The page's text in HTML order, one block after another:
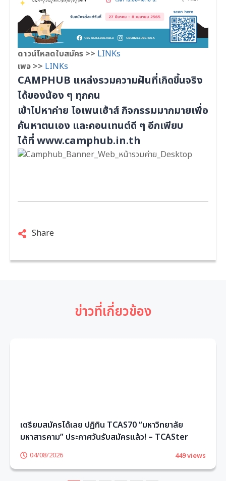
ดาวน์โหลดใบสมัคร >> LINKs
เพจ >> LINKs
CAMPHUB แหล่งรวมความฝันที่เกิดขึ้นจริง
ได้ของน้อง ๆ ทุกคน
เข้าไปหาค่าย โอเพนเฮ้าส์ กิจกรรมมากมายเพื่อ
ค้นหาตนเอง และคอนเทนต์ดี ๆ อีกเพียบ
ได้ที่ www.camphub.in.th
Share
ข่าวที่เกี่ยวข้อง
เตรียมสมัครได้เลย ปฏิทิน TCAS70 “มหาวิทยาลัย
มหาสารคาม” ประกาศวันรับสมัครแล้ว! – TCASter
04/08/2026 449 views